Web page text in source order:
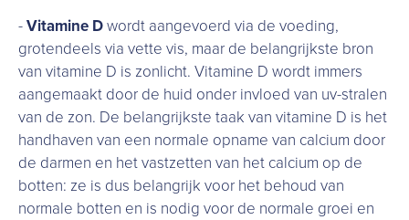
-Vitamine Dwordt aangevoerd via de voeding,
grotendeels via vette vis, maar de belangrijkste bron
van vitamine D is zonlicht. Vitamine D wordt immers
aangemaakt door de huid onder invloed van uv-stralen
van de zon. De belangrijkste taak van vitamine D is het
handhaven van een normale opname van calcium door
de darmen en het vastzetten van het calcium op de
botten: ze is dus belangrijk voor het behoud van
normale botten en is nodig voor de normale groei en